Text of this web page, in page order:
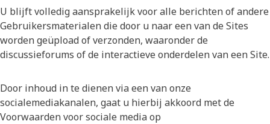
U blijft volledig aansprakelijk voor alle berichten of andere
Gebruikersmaterialen die door u naar een van de Sites
worden geüpload of verzonden, waaronder de
discussieforums of de interactieve onderdelen van een Site.
Door inhoud in te dienen via een van onze
socialemediakanalen, gaat u hierbij akkoord met de
Voorwaarden voor sociale media op